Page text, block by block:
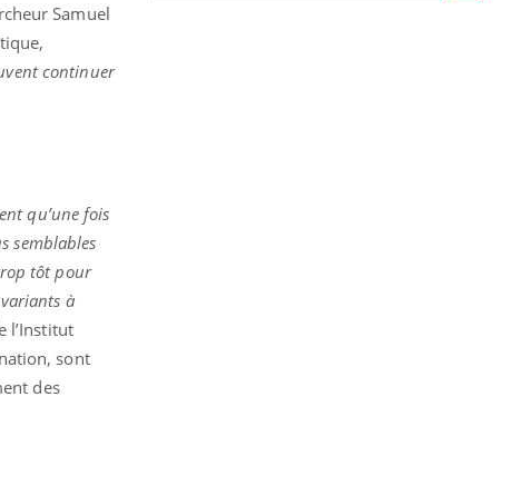
Samuel
continuer
qu’une fois
semblables
tôt pour
à
l’Institut
sont
des